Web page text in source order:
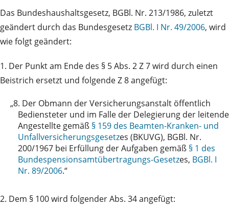
Das Bundeshaushaltsgesetz, BGBl. Nr. 213/1986, zuletzt
geändert durch das Bundesgesetz BGBl. I Nr. 49/2006, wird
wie folgt geändert:
1. Der Punkt am Ende des § 5 Abs. 2 Z 7 wird durch einen
Beistrich ersetzt und folgende Z 8 angefügt:
„8. Der Obmann der Versicherungsanstalt öffentlich
Bediensteter und im Falle der Delegierung der leitende
Angestellte gemäß § 159 des Beamten-Kranken- und
Unfallversicherungsgesetzes (BKUVG), BGBl. Nr.
200/1967 bei Erfüllung der Aufgaben gemäß § 1 des
Bundespensionsamtübertragungs-Gesetzes, BGBl. I
Nr. 89/2006.“
2. Dem § 100 wird folgender Abs. 34 angefügt: